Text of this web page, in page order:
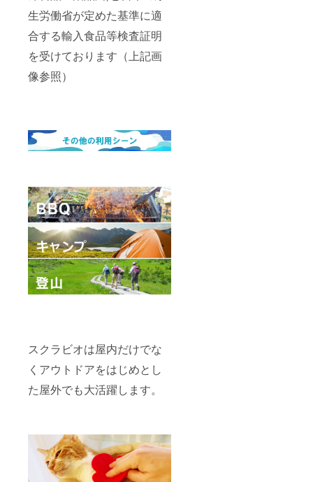
生労働省が定めた基準に適
合する輸入食品等検査証明
を受けております（上記画
像参照）
スクラビオは屋内だけでな
くアウトドアをはじめとし
た屋外でも大活躍します。